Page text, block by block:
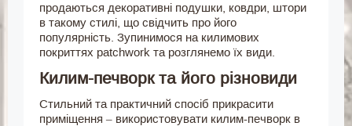
продаються декоративні подушки, ковдри, штори
в такому стилі, що свідчить про його
популярність. Зупинимося на килимових
покриттях рatchwork та розглянемо їх види.
Килим-печворк та його різновиди
Стильний та практичний спосіб прикрасити
приміщення – використовувати килим-печворк в